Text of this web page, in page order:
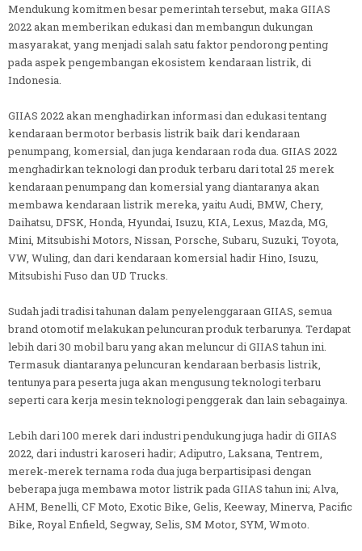
Mendukung komitmen besar pemerintah tersebut, maka GIIAS
2022 akan memberikan edukasi dan membangun dukungan
masyarakat, yang menjadi salah satu faktor pendorong penting
pada aspek pengembangan ekosistem kendaraan listrik, di
Indonesia.
GIIAS 2022 akan menghadirkan informasi dan edukasi tentang
kendaraan bermotor berbasis listrik baik dari kendaraan
penumpang, komersial, dan juga kendaraan roda dua. GIIAS 2022
menghadirkan teknologi dan produk terbaru dari total 25 merek
kendaraan penumpang dan komersial yang diantaranya akan
membawa kendaraan listrik mereka, yaitu Audi, BMW, Chery,
Daihatsu, DFSK, Honda, Hyundai, Isuzu, KIA, Lexus, Mazda, MG,
Mini, Mitsubishi Motors, Nissan, Porsche, Subaru, Suzuki, Toyota,
VW, Wuling, dan dari kendaraan komersial hadir Hino, Isuzu,
Mitsubishi Fuso dan UD Trucks.
Sudah jadi tradisi tahunan dalam penyelenggaraan GIIAS, semua
brand otomotif melakukan peluncuran produk terbarunya. Terdapat
lebih dari 30 mobil baru yang akan meluncur di GIIAS tahun ini.
Termasuk diantaranya peluncuran kendaraan berbasis listrik,
tentunya para peserta juga akan mengusung teknologi terbaru
seperti cara kerja mesin teknologi penggerak dan lain sebagainya.
Lebih dari 100 merek dari industri pendukung juga hadir di GIIAS
2022, dari industri karoseri hadir; Adiputro, Laksana, Tentrem,
merek-merek ternama roda dua juga berpartisipasi dengan
beberapa juga membawa motor listrik pada GIIAS tahun ini; Alva,
AHM, Benelli, CF Moto, Exotic Bike, Gelis, Keeway, Minerva, Pacific
Bike, Royal Enfield, Segway, Selis, SM Motor, SYM, Wmoto.